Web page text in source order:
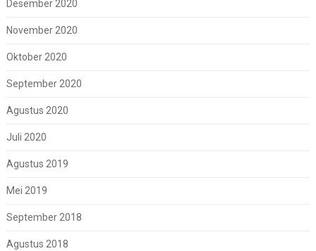
Desember 2020
November 2020
Oktober 2020
September 2020
Agustus 2020
Juli 2020
Agustus 2019
Mei 2019
September 2018
Agustus 2018